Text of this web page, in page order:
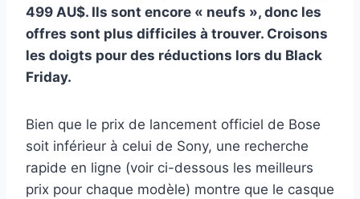
499 AU$. Ils sont encore « neufs », donc les
offres sont plus difficiles à trouver. Croisons
les doigts pour des réductions lors du Black
Friday.
Bien que le prix de lancement officiel de Bose
soit inférieur à celui de Sony, une recherche
rapide en ligne (voir ci-dessous les meilleurs
prix pour chaque modèle) montre que le casque